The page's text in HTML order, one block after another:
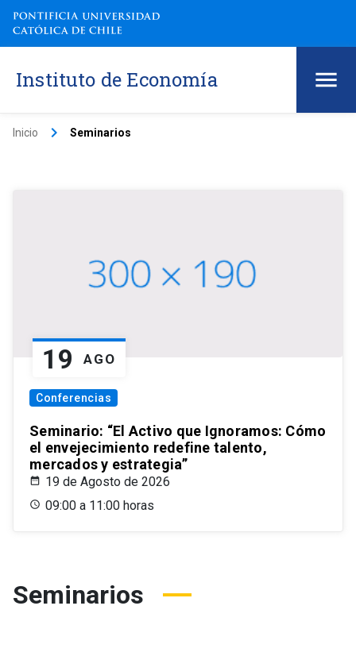
Instituto de Economía
Inicio keyboard_arrow_right Seminarios
19 AGO
Conferencias
Seminario: “El Activo que Ignoramos: Cómo
el envejecimiento redefine talento,
mercados y estrategia”
19 de Agosto de 2026
09:00 a 11:00 horas
Seminarios